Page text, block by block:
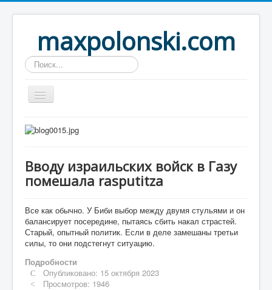
maxpolonski.com
Искать...
Home
Рассказы
Контакты
Вход
Вводу израильских войск в Газу
помешала rasputitza
Все как обычно. У Биби выбор между двумя стульями и он
балансирует посередине, пытаясь сбить накал страстей.
Старый, опытный политик. Если в деле замешаны третьи
силы, то они подстегнут ситуацию.
Подробности
Опубликовано: 15 октября 2023
Просмотров: 1946